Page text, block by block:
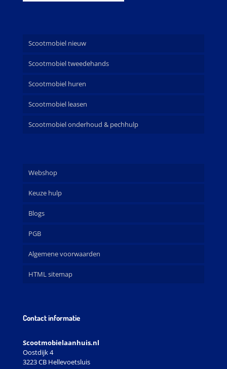
Scootmobiel nieuw
Scootmobiel tweedehands
Scootmobiel huren
Scootmobiel leasen
Scootmobiel onderhoud & pechhulp
Webshop
Keuze hulp
Blogs
PGB
Algemene voorwaarden
HTML sitemap
Contact informatie
Scootmobielaanhuis.nl
Oostdijk 4
3223 CB Hellevoetsluis